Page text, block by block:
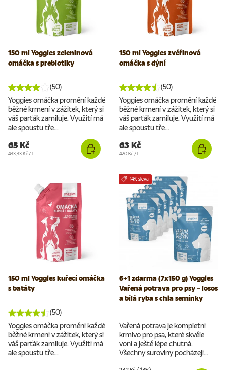
150 ml Yoggies zeleninová
omáčka s prebiotiky
(50)
Yoggies omáčka promění každé
běžné krmení v zážitek, který si
váš parťák zamiluje. Využití má
ale spoustu tře...
65 Kč
Cena za jednotku
433,33 Kč /l
150 ml Yoggies zvěřinová
omáčka s dýní
(50)
Yoggies omáčka promění každé
běžné krmení v zážitek, který si
váš parťák zamiluje. Využití má
ale spoustu tře...
63 Kč
Cena za jednotku
420 Kč /l
150 ml Yoggies kuřecí omáčka
s batáty
(50)
Yoggies omáčka promění každé
běžné krmení v zážitek, který si
váš parťák zamiluje. Využití má
ale spoustu tře...
14% sleva
6+1 zdarma (7x150 g) Yoggies
Vařená potrava pro psy – losos
a bílá ryba s chia semínky
Vařená potrava je kompletní
krmivo pro psa, které skvěle
voní a ještě lépe chutná.
Všechny suroviny pocházejí...